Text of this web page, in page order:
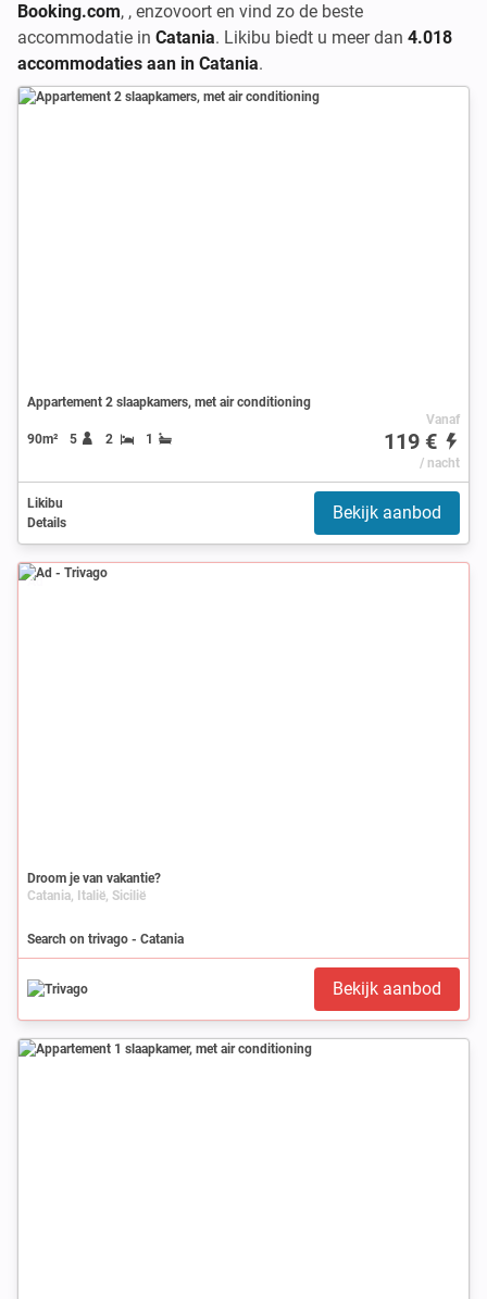
Booking.com, , enzovoort en vind zo de beste
accommodatie in Catania. Likibu biedt u meer dan 4.018
accommodaties aan in Catania.
Appartement 2 slaapkamers, met air conditioning
90m² 5 2 1
Vanaf
119 €
/ nacht
Likibu
Details
Bekijk aanbod
Ad
Droom je van vakantie?
Catania, Italië, Sicilië
Search on trivago - Catania
Bekijk aanbod